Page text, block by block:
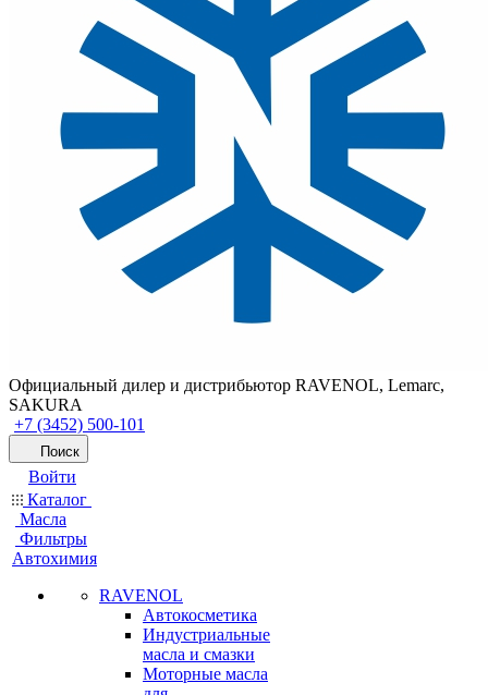
Официальный дилер и дистрибьютор RAVENOL, Lemarc,
SAKURA
+7 (3452) 500-101
Поиск
Войти
Каталог
Масла
Фильтры
Автохимия
RAVENOL
Автокосметика
Индустриальные
масла и смазки
Моторные масла